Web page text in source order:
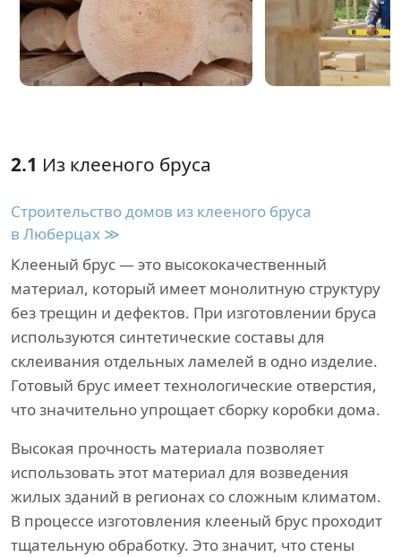
2.1 Из клееного бруса
Строительство домов из клееного бруса
в Люберцах ≫
Клееный брус — это высококачественный
материал, который имеет монолитную структуру
без трещин и дефектов. При изготовлении бруса
используются синтетические составы для
склеивания отдельных ламелей в одно изделие.
Готовый брус имеет технологические отверстия,
что значительно упрощает сборку коробки дома.
Высокая прочность материала позволяет
использовать этот материал для возведения
жилых зданий в регионах со сложным климатом.
В процессе изготовления клееный брус проходит
тщательную обработку. Это значит, что стены